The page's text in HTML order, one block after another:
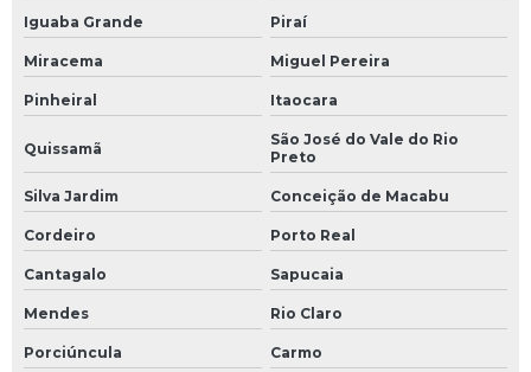
Fluido térmico onde comprar
Fluido térmico preço
Fluido térmico sintético
Fluido para transferência de calor
Fluidos térmicos para caldeiras
Fluidos térmicos utilizados em transferência de calor
Fornecimento de fluidos térmicos
Iguaba Grande Piraí
Miracema Miguel Pereira
Pinheiral Itaocara
Quissamã
São José do Vale do Rio
Preto
Silva Jardim Conceição de Macabu
Cordeiro Porto Real
Cantagalo Sapucaia
Mendes Rio Claro
Porciúncula Carmo